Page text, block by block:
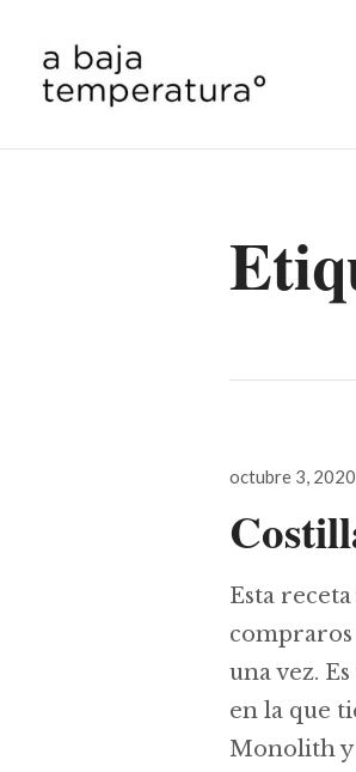
a baja temperatura
Publicado
octubre 3, 2020
Esta
compraros
una vez.
en la que
Monolith y